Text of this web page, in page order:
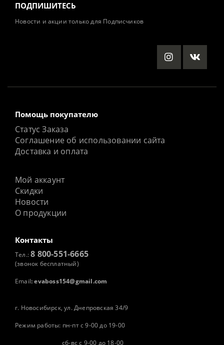
ПОДПИШИТЕСЬ
Новости и акции только для Подписчиков
Помощь покупателю
Статус Заказа
Соглашение об использовании сайта
Доставка и оплата
Мой аккаунт
Скидки
Новости
О продукции
Контакты
Тел.:8 800-551-6665
(звонок бесплатный)
Email: evaboss154@gmail.com
г. Новосибирск, ул. Днепровская 34/9
Режим работы: пн-пт с 9-00 до 19-00
сб-вс с 9-00 до 18-00